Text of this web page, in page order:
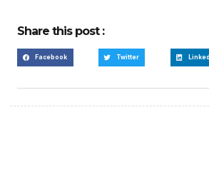
Share this post :
Facebook Twitter